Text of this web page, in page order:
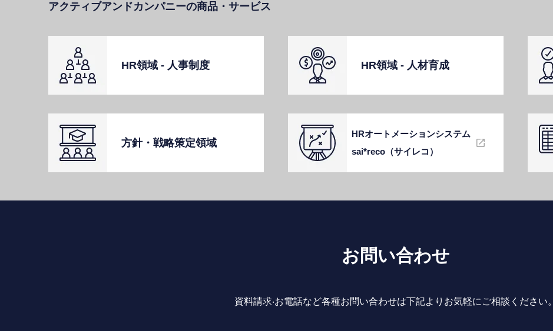
アクティブアンドカンパニーの商品・サービス
HR領域 - ⼈事制度 HR領域 - ⼈材育成
⽅針・戦略策定領域
HRオートメーションシステム
sai*reco（サイレコ）
お問い合わせ
資料請求‧お電話など各種お問い合わせは下記よりお気軽にご相談ください。